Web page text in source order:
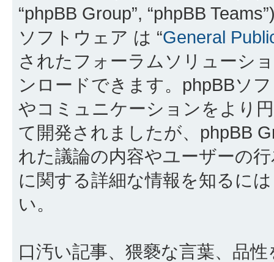
“phpBB Group”, “phpBB
ソフトウェア は “General
されたフォーラムソリューシ
ンロードできます。phpBBソ
やコミュニケーションをより
て開発されましたが、phpBB
れた議論の内容やユーザーの
に関する詳細な情報を知るに
い。
口汚い記事、猥褻な言葉、品